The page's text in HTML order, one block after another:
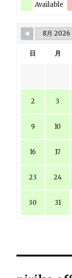
Available
日 月
2 3
9 10
16 17
23 24
30 31